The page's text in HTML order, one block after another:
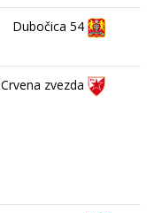
Dubočica 54
Crvena zvezda